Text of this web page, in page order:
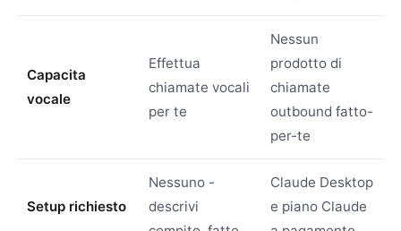
Capacita
vocale
Effettua
chiamate vocali
per te
Nessun
prodotto di
chiamate
outbound fatto-
per-te
Setup richiesto
Nessuno -
descrivi
Claude Desktop
e piano Claude